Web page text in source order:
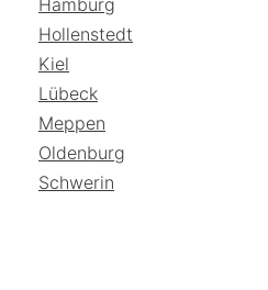
Hamburg
Hollenstedt
Kiel
Lübeck
Meppen
Oldenburg
Schwerin